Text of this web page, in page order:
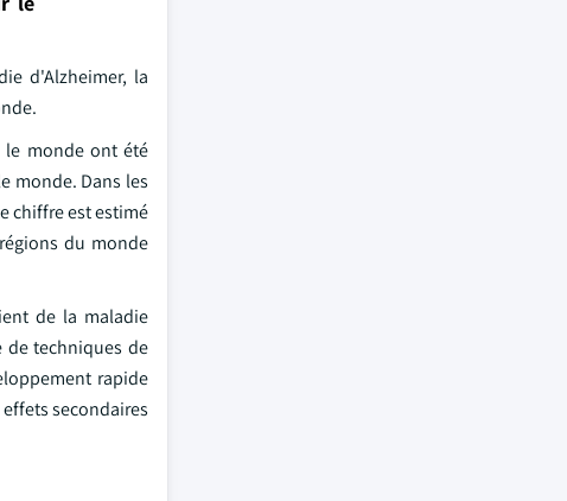
d'Alzheimer, la
le monde ont été
monde. Dans les
chiffre est estimé
du monde
de la maladie
de techniques de
rapide
secondaires